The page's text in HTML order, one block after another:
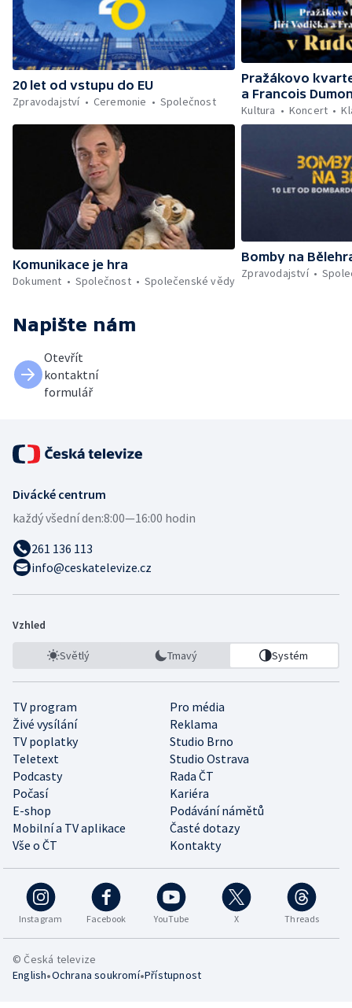
20 let od vstupu do EU
Zpravodajství
Ceremonie Společnost
Pražákovo
a Francois
Kultura
Koncert
Komunikace je hra
Dokument
Společnost Společenské vědy
Bomby na
Zpravodajství
Napište nám
Otevřít
kontaktní
formulář
Divácké centrum
každý všední den:8:00—16:00 hodin
261 136 113
info@ceskatelevize.cz
Vzhled
Světlý Tmavý Systém
TV program
Pro média
Živé vysílání
Reklama
TV poplatky
Studio Brno
Teletext
Studio Ostrava
Podcasty
Rada ČT
Počasí
Kariéra
E-shop
Podávání námětů
Mobilní a TV aplikace
Časté dotazy
Vše o ČT
Kontakty
Instagram Facebook YouTube X Threads
© Česká televize
English•Ochrana soukromí•Přístupnost